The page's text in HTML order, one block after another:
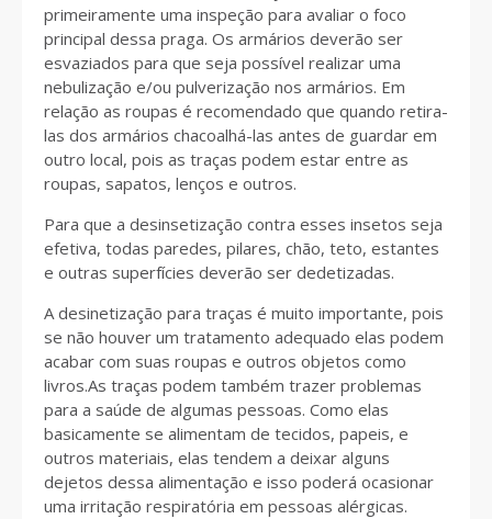
primeiramente uma inspeção para avaliar o foco
principal dessa praga. Os armários deverão ser
esvaziados para que seja possível realizar uma
nebulização e/ou pulverização nos armários. Em
relação as roupas é recomendado que quando retira-
las dos armários chacoalhá-las antes de guardar em
outro local, pois as traças podem estar entre as
roupas, sapatos, lenços e outros.
Para que a desinsetização contra esses insetos seja
efetiva, todas paredes, pilares, chão, teto, estantes
e outras superfícies deverão ser dedetizadas.
A desinetização para traças é muito importante, pois
se não houver um tratamento adequado elas podem
acabar com suas roupas e outros objetos como
livros.As traças podem também trazer problemas
para a saúde de algumas pessoas. Como elas
basicamente se alimentam de tecidos, papeis, e
outros materiais, elas tendem a deixar alguns
dejetos dessa alimentação e isso poderá ocasionar
uma irritação respiratória em pessoas alérgicas.